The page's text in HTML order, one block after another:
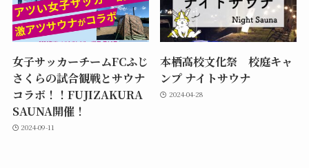
女子サッカーチームFCふじ
さくらの試合観戦とサウナ
コラボ！！FUJIZAKURA
SAUNA開催！
2024-09-11
本栖高校文化祭 校庭キャ
ンプ ナイトサウナ
2024-04-28